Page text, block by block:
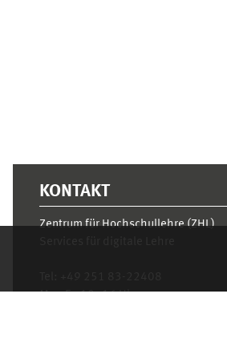
KONTAKT
Zentrum für Hochschullehre (ZHL)
Mo.- Fr. 10–16 Uhr